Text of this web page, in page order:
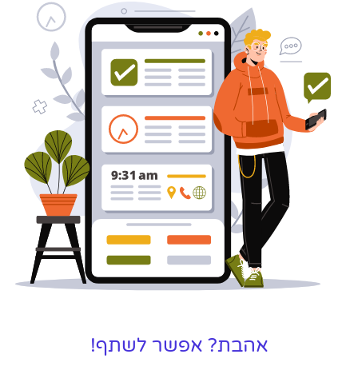
בעל/ת עסק? סוכנות ניהול מוניטין
לקידום, שיווק ופרסום באינטרנט
כאן עבורך!
לפרטים
אהבת? אפשר לשתף!